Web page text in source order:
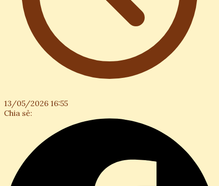
13/05/2026 16:55
Chia sẻ: